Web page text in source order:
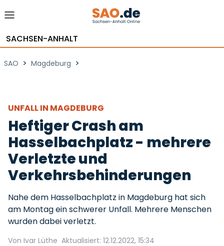
SACHSEN-ANHALT
SAO > Magdeburg >
UNFALL IN MAGDEBURG
Heftiger Crash am
Hasselbachplatz - mehrere
Verletzte und
Verkehrsbehinderungen
Nahe dem Hasselbachplatz in Magdeburg hat sich
am Montag ein schwerer Unfall. Mehrere Menschen
wurden dabei verletzt.
Von Ivar Lüthe Aktualisiert: 12.12.2022, 15:34